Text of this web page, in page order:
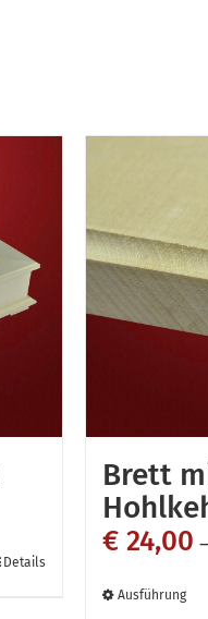
Details
Brett
€ 24,00 –
Ausführung